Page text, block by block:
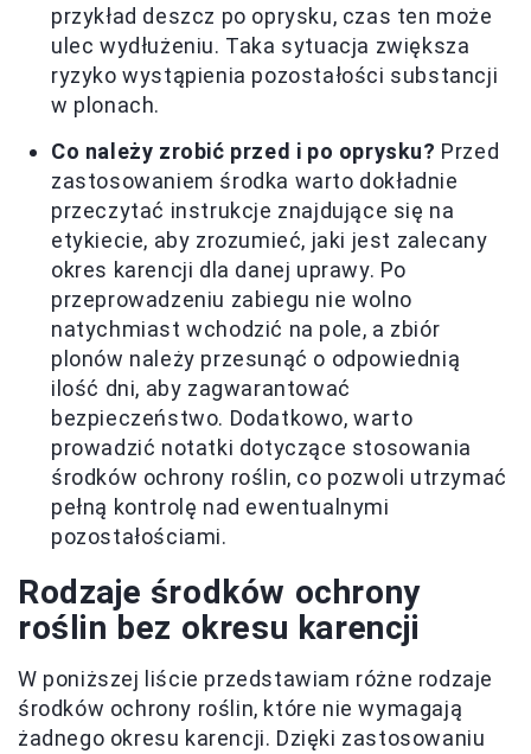
przykład deszcz po oprysku, czas ten może
ulec wydłużeniu. Taka sytuacja zwiększa
ryzyko wystąpienia pozostałości substancji
w plonach.
Co należy zrobić przed i po oprysku? Przed
zastosowaniem środka warto dokładnie
przeczytać instrukcje znajdujące się na
etykiecie, aby zrozumieć, jaki jest zalecany
okres karencji dla danej uprawy. Po
przeprowadzeniu zabiegu nie wolno
natychmiast wchodzić na pole, a zbiór
plonów należy przesunąć o odpowiednią
ilość dni, aby zagwarantować
bezpieczeństwo. Dodatkowo, warto
prowadzić notatki dotyczące stosowania
środków ochrony roślin, co pozwoli utrzymać
pełną kontrolę nad ewentualnymi
pozostałościami.
Rodzaje środków ochrony
roślin bez okresu karencji
W poniższej liście przedstawiam różne rodzaje
środków ochrony roślin, które nie wymagają
żadnego okresu karencji. Dzięki zastosowaniu